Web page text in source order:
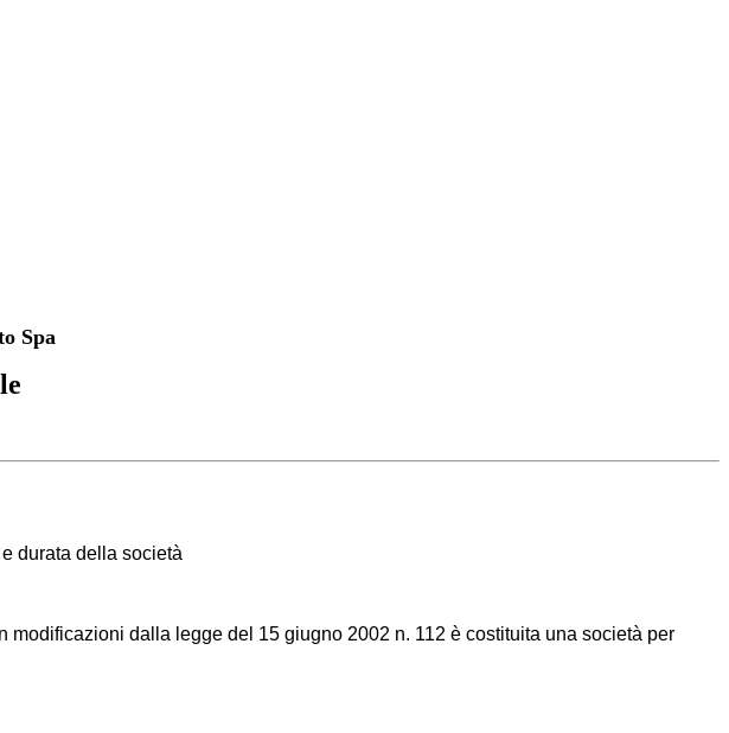
Spa
durata della società
dalla legge del 15 giugno 2002 n. 112 è costituita una società per